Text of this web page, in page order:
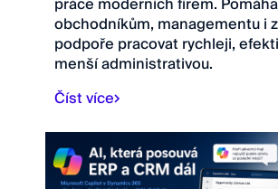
obchodníkům, managementu i
podpoře pracovat rychleji,
menší administrativou.
Číst více